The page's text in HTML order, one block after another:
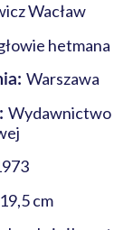
Wacław
hetmana
Warszawa
cm